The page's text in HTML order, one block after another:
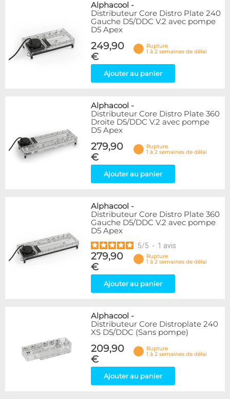
Alphacool -
Distributeur Core Distro Plate 240
Gauche D5/DDC V.2 avec pompe
D5 Apex
249,90
€
Rupture
1 à 2 semaines de délai
Ajouter au panier
Alphacool -
Distributeur Core Distro Plate 360
Droite D5/DDC V.2 avec pompe
D5 Apex
279,90
€
Rupture
1 à 2 semaines de délai
Ajouter au panier
Alphacool -
Distributeur Core Distro Plate 360
Gauche D5/DDC V.2 avec pompe
D5 Apex
5/5 - 1 avis
279,90
€
Rupture
1 à 2 semaines de délai
Ajouter au panier
Alphacool -
Distributeur Core Distroplate 240
XS D5/DDC (Sans pompe)
209,90
€
Rupture
1 à 2 semaines de délai
Ajouter au panier